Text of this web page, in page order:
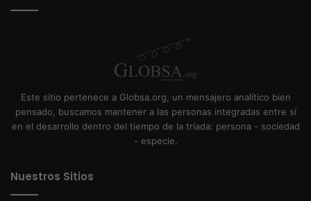
Este sitio pertenece a Globsa.org, un mensajero analítico bien
pensado, buscamos mantener a las personas integradas entre sí
en el desarrollo dentro del tiempo de la tríada: persona - sociedad
- especie.
Nuestros Sitios